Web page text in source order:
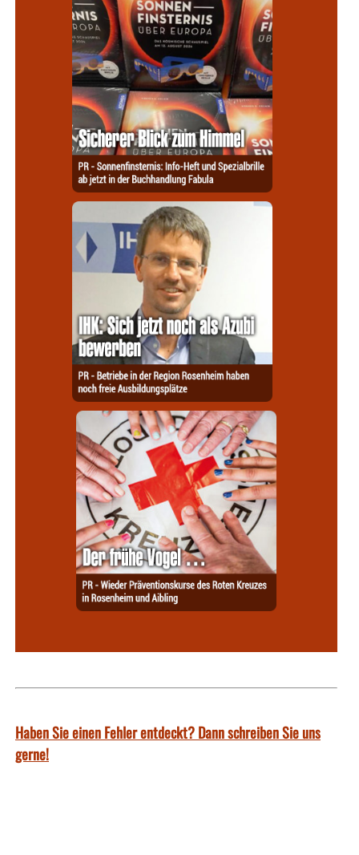
Haben Sie einen Fehler entdeckt? Dann schreiben Sie uns
gerne!